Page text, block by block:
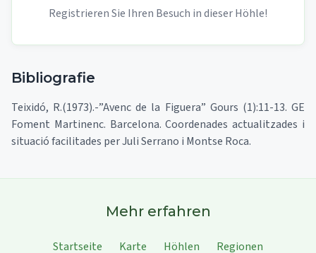
Registrieren Sie Ihren Besuch in dieser Höhle!
Bibliografie
Teixidó, R.(1973).-”Avenc de la Figuera” Gours (1):11-13. GE
Foment Martinenc. Barcelona. Coordenades actualitzades i
situació facilitades per Juli Serrano i Montse Roca.
Mehr erfahren
Startseite Karte Höhlen Regionen